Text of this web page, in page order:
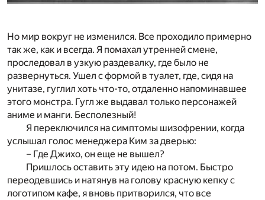
Но мир вокруг не изменился. Все проходило примерно
так же, как и всегда. Я помахал утренней смене,
проследовал в узкую раздевалку, где было не
развернуться. Ушел с формой в туалет, где, сидя на
унитазе, гуглил хоть что-то, отдаленно напоминавшее
этого монстра. Гугл же выдавал только персонажей
аниме и манги. Бесполезный!
Я переключился на симптомы шизофрении, когда
услышал голос менеджера Ким за дверью:
– Где Джихо, он еще не вышел?
Пришлось оставить эту идею на потом. Быстро
переодевшись и натянув на голову красную кепку с
логотипом кафе, я вновь притворился, что все